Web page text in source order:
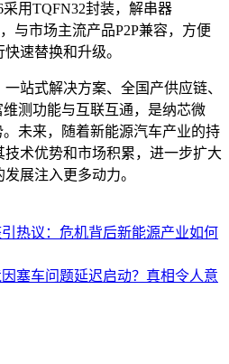
用TQFN32封装，解串器
与市场主流产品P2P兼容，方便
速替换和升级。
站式解决方案、全国产供应链、
测功能与互联互通，是纳芯微
。未来，随着新能源汽车产业的持
术优势和市场积累，进一步扩大
展注入更多动力。
引热议：危机背后新能源产业如何
塞车问题延迟启动？真相令人意